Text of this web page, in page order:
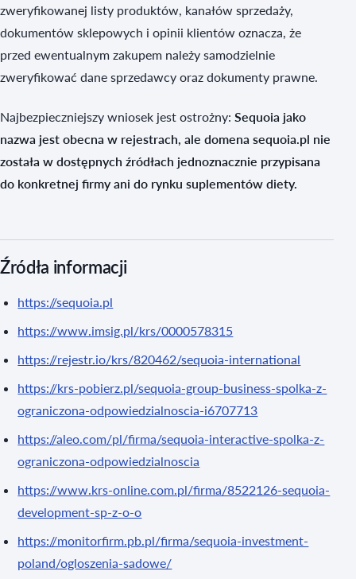
zweryfikowanej listy produktów, kanałów sprzedaży,
dokumentów sklepowych i opinii klientów oznacza, że
przed ewentualnym zakupem należy samodzielnie
zweryfikować dane sprzedawcy oraz dokumenty prawne.
Najbezpieczniejszy wniosek jest ostrożny: Sequoia jako
nazwa jest obecna w rejestrach, ale domena sequoia.pl nie
została w dostępnych źródłach jednoznacznie przypisana
do konkretnej firmy ani do rynku suplementów diety.
Źródła informacji
https://sequoia.pl
https://www.imsig.pl/krs/0000578315
https://rejestr.io/krs/820462/sequoia-international
https://krs-pobierz.pl/sequoia-group-business-spolka-z-
ograniczona-odpowiedzialnoscia-i6707713
https://aleo.com/pl/firma/sequoia-interactive-spolka-z-
ograniczona-odpowiedzialnoscia
https://www.krs-online.com.pl/firma/8522126-sequoia-
development-sp-z-o-o
https://monitorfirm.pb.pl/firma/sequoia-investment-
poland/ogloszenia-sadowe/